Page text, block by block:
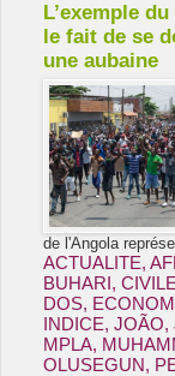
L’exemple
le fait de se
une aubaine
de l'Angola
ACTUALITE,
BUHARI, CIVILE
DOS,
INDICE, JOÃO,
MPLA,
OLUSEGUN,